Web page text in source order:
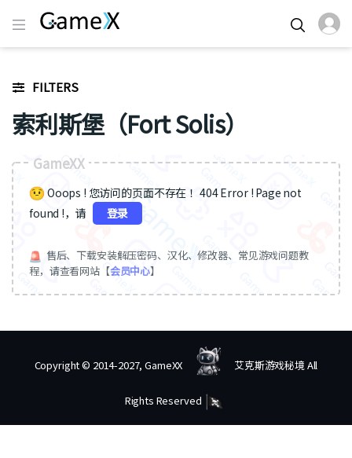
FILTERS
索利斯堡（Fort Solis）
GameXX
Ooops ! 您访问的页面不存在 ！404 Error ! Page not
found !，请
登录
售后、下载安装解压密码、汉化、修改器、常见游戏问题教
程，请查看网站【会员中心】
Copyright © 2014-2027, GameXX 艾克斯游戏秘境 All
Rights Reserved